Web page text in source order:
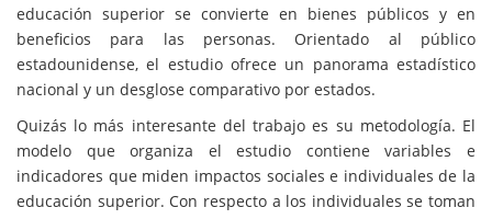
educación superior se convierte en bienes públicos y en
beneficios para las personas. Orientado al público
estadounidense, el estudio ofrece un panorama estadístico
nacional y un desglose comparativo por estados.
Quizás lo más interesante del trabajo es su metodología. El
modelo que organiza el estudio contiene variables e
indicadores que miden impactos sociales e individuales de la
educación superior. Con respecto a los individuales se toman